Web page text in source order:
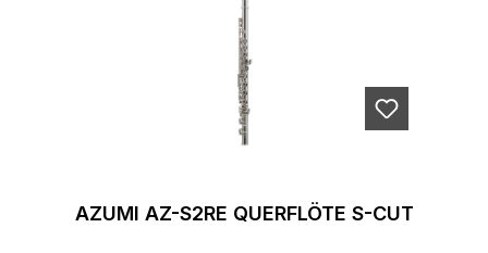
AZUMI AZ-S2RE QUERFLÖTE S-CUT